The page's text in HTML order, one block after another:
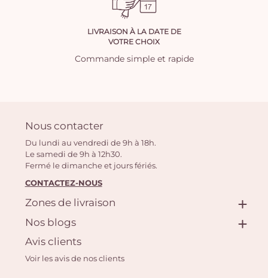
LIVRAISON À LA DATE DE
VOTRE CHOIX
Commande simple et rapide
Nous contacter
Du lundi au vendredi de 9h à 18h.
Le samedi de 9h à 12h30.
Fermé le dimanche et jours fériés.
CONTACTEZ-NOUS
Zones de livraison
Nos blogs
Avis clients
Voir les avis de nos clients